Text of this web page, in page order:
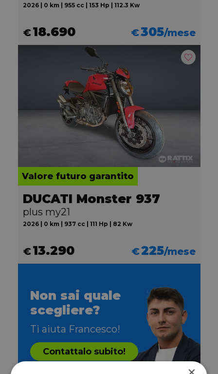
2026 | 0 km | 955 cc | 153 Hp | 112.3 Kw
€18.690 €305/mese
Valore futuro garantito
DUCATI Monster 937
plus my21
2026 | 0 km | 937 cc | 111 Hp | 82 Kw
€13.290 €225/mese
Non sai quale
scegliere?
Ti aiuta Francesco!
Contattalo subito!